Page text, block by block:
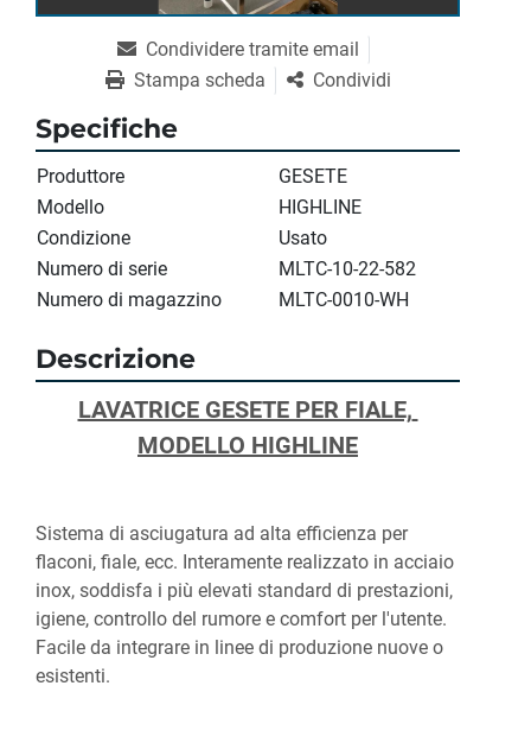
Condividere tramite email
Stampa scheda
Condividi
Specifiche
Produttore
GESETE
Modello
HIGHLINE
Condizione
Usato
Numero di serie
MLTC-10-22-582
Numero di magazzino
MLTC-0010-WH
Descrizione
LAVATRICE GESETE PER FIALE,
MODELLO HIGHLINE
Sistema di asciugatura ad alta efficienza per
flaconi, fiale, ecc. Interamente realizzato in acciaio
inox, soddisfa i più elevati standard di prestazioni,
igiene, controllo del rumore e comfort per l'utente.
Facile da integrare in linee di produzione nuove o
esistenti.